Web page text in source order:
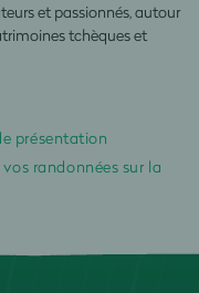
et passionnés, autour
tchèques et
présentation
randonnées sur la